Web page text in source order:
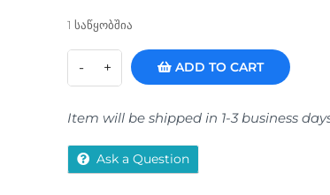
1 საწყობშია
ADD TO CART
Item will be shipped in 1-3 business
Ask a Question